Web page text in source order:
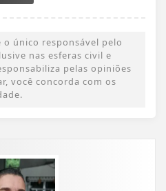
único responsável pelo
nas esferas civil e
pelas opiniões
você concorda com os